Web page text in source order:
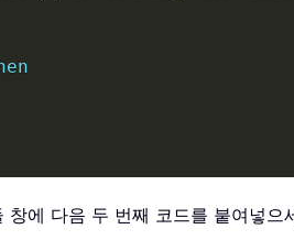
창에 다음 두 번째 코드를 붙여넣